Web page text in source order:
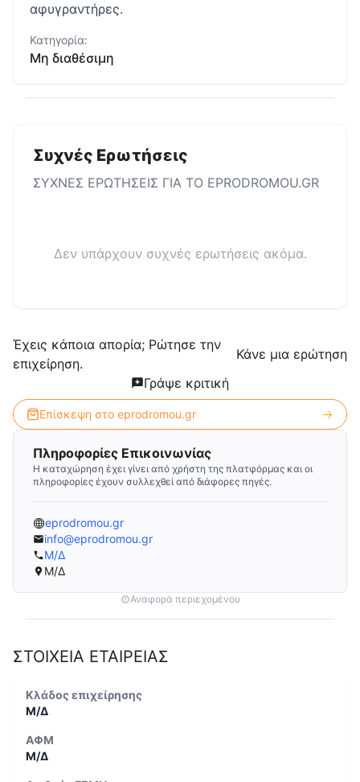
αφυγραντήρες.
Κατηγορία:
Μη διαθέσιμη
Συχνές Ερωτήσεις
ΣΥΧΝΕΣ ΕΡΩΤΗΣΕΙΣ ΓΙΑ ΤΟ EPRODROMOU.GR
Δεν υπάρχουν συχνές ερωτήσεις ακόμα.
Έχεις κάποια απορία; Ρώτησε την
επιχείρηση.
Κάνε μια ερώτηση
Γράψε κριτική
Επίσκεψη στο eprodromou.gr
Πληροφορίες Επικοινωνίας
Η καταχώρηση έχει γίνει από χρήστη της πλατφόρμας και οι
πληροφορίες έχουν συλλεχθεί από διάφορες πηγές.
eprodromou.gr
info@eprodromou.gr
Μ/Δ
Μ/Δ
Αναφορά περιεχομένου
ΣΤΟΙΧΕΙΑ ΕΤΑΙΡΕΙΑΣ
Κλάδος επιχείρησης
Μ/Δ
ΑΦΜ
Μ/Δ